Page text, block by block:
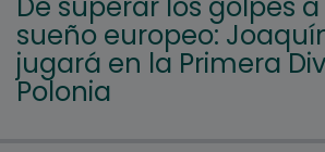
De superar los golpes
sueño europeo:
jugará en la Primera
Polonia